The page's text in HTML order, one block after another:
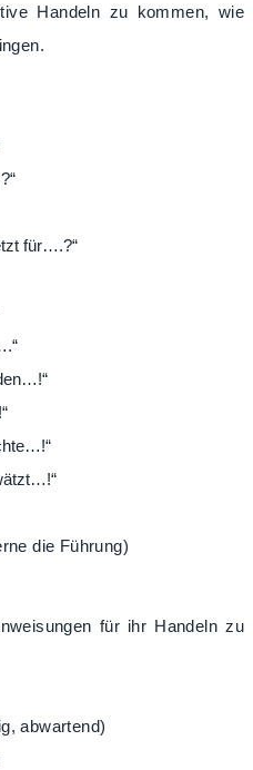
Handeln zu kommen, wie
für….?“
die Führung)
für ihr Handeln zu
abwartend)